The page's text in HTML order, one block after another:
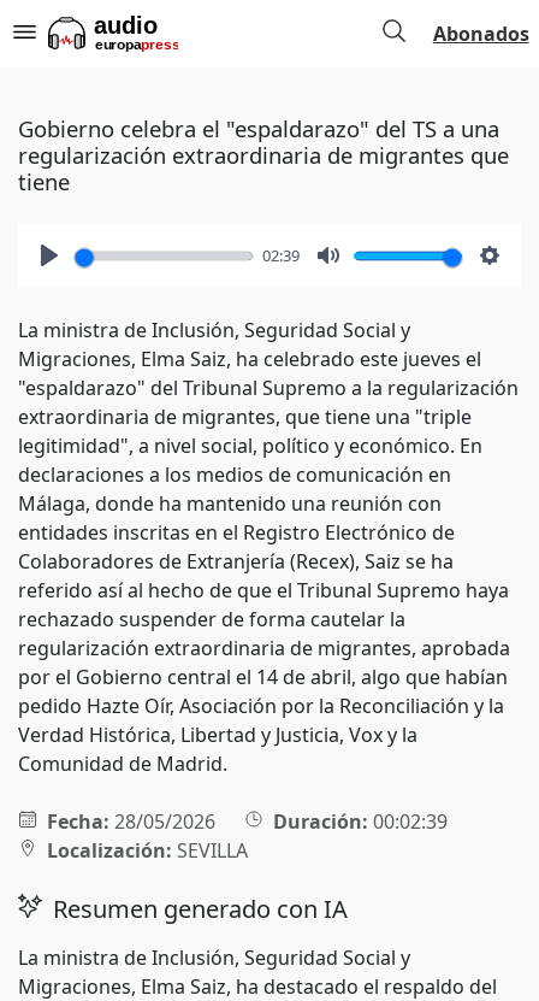
Abonados
Gobierno celebra el "espaldarazo" del TS a una
regularización extraordinaria de migrantes que
tiene
02:39
La ministra de Inclusión, Seguridad Social y
Migraciones, Elma Saiz, ha celebrado este jueves el
"espaldarazo" del Tribunal Supremo a la regularización
extraordinaria de migrantes, que tiene una "triple
legitimidad", a nivel social, político y económico. En
declaraciones a los medios de comunicación en
Málaga, donde ha mantenido una reunión con
entidades inscritas en el Registro Electrónico de
Colaboradores de Extranjería (Recex), Saiz se ha
referido así al hecho de que el Tribunal Supremo haya
rechazado suspender de forma cautelar la
regularización extraordinaria de migrantes, aprobada
por el Gobierno central el 14 de abril, algo que habían
pedido Hazte Oír, Asociación por la Reconciliación y la
Verdad Histórica, Libertad y Justicia, Vox y la
Comunidad de Madrid.
Fecha: 28/05/2026 Duración: 00:02:39
Localización: SEVILLA
Resumen generado con IA
La ministra de Inclusión, Seguridad Social y
Migraciones, Elma Saiz, ha destacado el respaldo del